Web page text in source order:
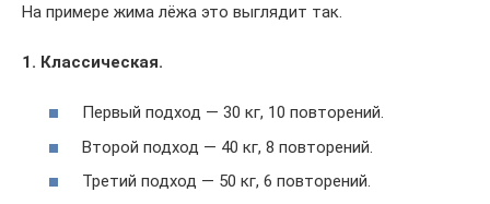
На примере жима лёжа это выглядит так.
1. Классическая.
Первый подход — 30 кг, 10 повторений.
Второй подход — 40 кг, 8 повторений.
Третий подход — 50 кг, 6 повторений.